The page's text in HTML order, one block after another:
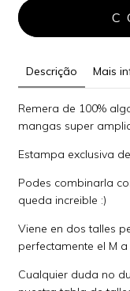
Descrição Mais
Remera de 100%
mangas super
Estampa exclusiva
Podes combinarla
queda increible :)
Viene en dos talles
perfectamente el M a
Cualquier duda no